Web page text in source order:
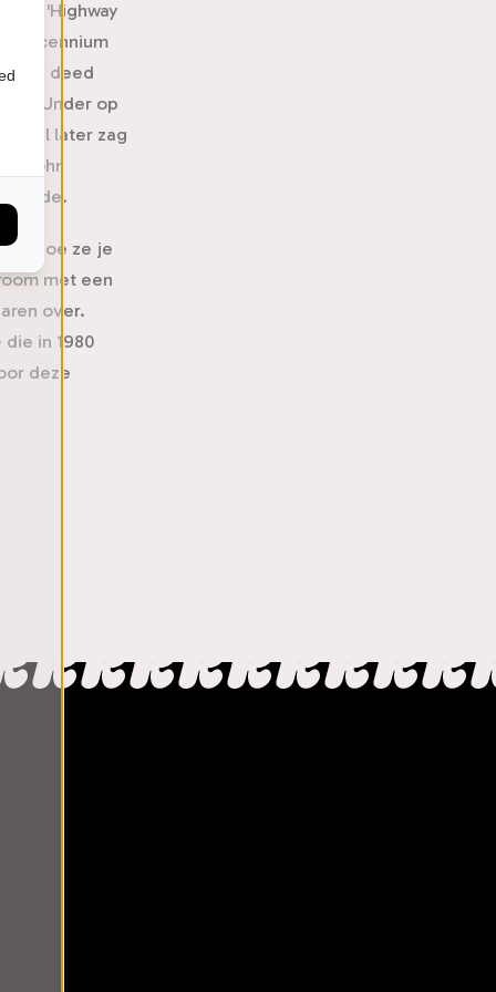
een 'Highway
decennium
deed
Under op
veel later zag
John
hoe ze je
met een
over.
in 1980
deze